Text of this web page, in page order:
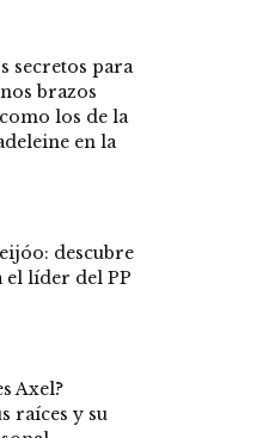
secretos para
brazos
los de la
en la
descubre
el líder del PP
Axel?
raíces y su